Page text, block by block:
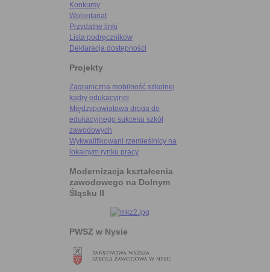
Konkursy
Wolontariat
Przydatne linki
Lista podręczników
Deklaracja dostępności
Projekty
Zagraniczna mobilność szkolnej
kadry edukacyjnej
Międzypowiatowa droga do
edukacyjnego sukcesu szkół
zawodowych
Wykwalifikowani rzemieślnicy na
lokalnym rynku pracy
Modernizacja kształcenia
zawodowego na Dolnym
Śląsku II
PWSZ w Nysie